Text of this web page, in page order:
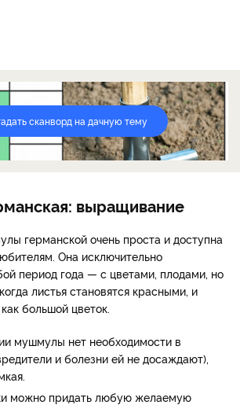
сканворд на дачную тему
выращивание
германской очень проста и доступна
Она исключительно
период года — с цветами, плодами, но
листья становятся красными, и
большой цветок.
мушмулы нет необходимости в
и болезни ей не досаждают),
можно придать любую желаемую